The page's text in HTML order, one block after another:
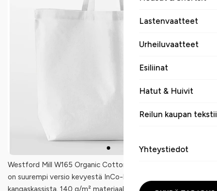
Lastenvaatteet
Urheiluvaatteet
Esiliinat
Hatut & Huivit
Reilun kaupan
Yhteystiedot
Westford Mill W165 Organic Cotton InCo. Maxi Bag for Life
on suurempi versio kevyestä InCo-luomupuuvillaisesta
kangaskassista. 140 g/m² materiaali pitää tuotteen kevyenä,